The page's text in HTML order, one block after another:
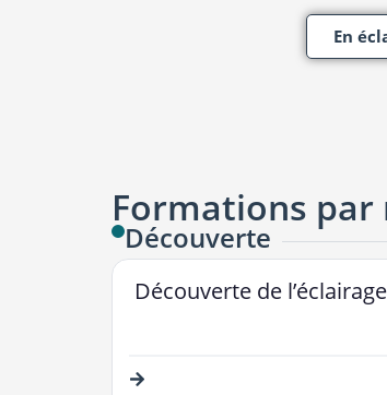
En
Formations par
Découverte
Découverte de